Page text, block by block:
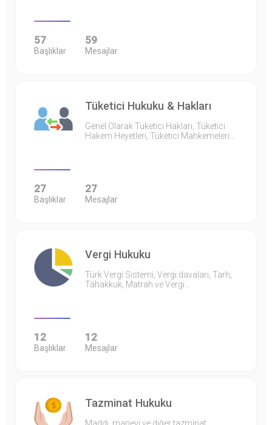
57
Başlıklar
59
Mesajlar
Tüketici Hukuku & Hakları
Genel Olarak Tüketici Hakları, Tüketici
Hakem Heyetleri, Tüketici Mahkemeleri…
27
Başlıklar
27
Mesajlar
Vergi Hukuku
Türk Vergi Sistemi, Vergi davaları, Tarh,
Tahakkuk, Matrah ve Vergi…
12
Başlıklar
12
Mesajlar
Tazminat Hukuku